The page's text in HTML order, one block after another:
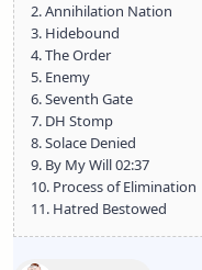
2. Annihilation Nation
3. Hidebound
4. The Order
5. Enemy
6. Seventh Gate
7. DH Stomp
8. Solace Denied
9. By My Will 02:37
10. Process of Elimination
11. Hatred Bestowed